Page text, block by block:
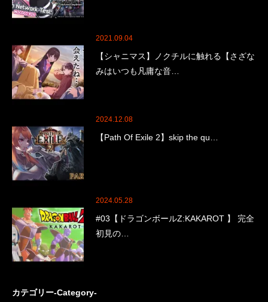
2021.09.04
【シャニマス】ノクチルに触れる【さざな
みはいつも凡庸な音…
2024.12.08
【Path Of Exile 2】skip the qu…
2024.05.28
#03【ドラゴンボールZ:KAKAROT 】 完全
初見の…
カテゴリー-Category-